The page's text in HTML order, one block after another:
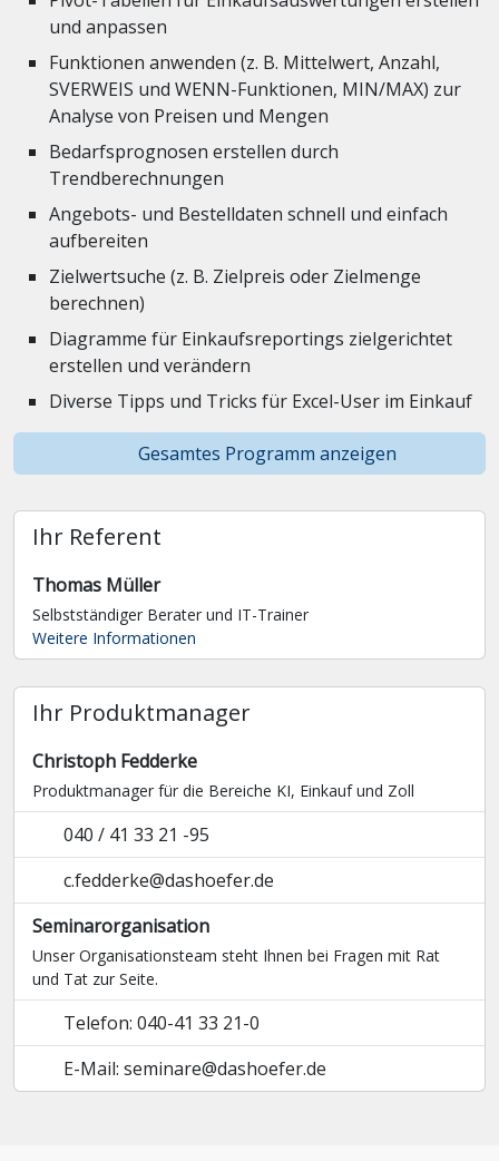
und anpassen
Funktionen anwenden (z. B. Mittelwert, Anzahl,
SVERWEIS und WENN-Funktionen, MIN/MAX) zur
Analyse von Preisen und Mengen
Bedarfsprognosen erstellen durch
Trendberechnungen
Angebots- und Bestelldaten schnell und einfach
aufbereiten
Zielwertsuche (z. B. Zielpreis oder Zielmenge
berechnen)
Diagramme für Einkaufsreportings zielgerichtet
erstellen und verändern
Diverse Tipps und Tricks für Excel-User im Einkauf
Gesamtes Programm anzeigen
Ihr Referent
Thomas Müller
Selbstständiger Berater und IT-Trainer
Weitere Informationen
Ihr Produktmanager
Christoph Fedderke
Produktmanager für die Bereiche KI, Einkauf und Zoll
040 / 41 33 21 -95
c.fedderke@dashoefer.de
Seminarorganisation
Unser Organisationsteam steht Ihnen bei Fragen mit Rat
und Tat zur Seite.
Telefon: 040-41 33 21-0
E-Mail: seminare@dashoefer.de